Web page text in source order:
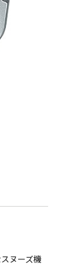
ヌーズ機